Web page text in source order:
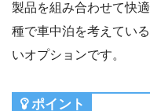
製品を組み合わせて快
種で車中泊を考えてい
いオプションです。
ポイント